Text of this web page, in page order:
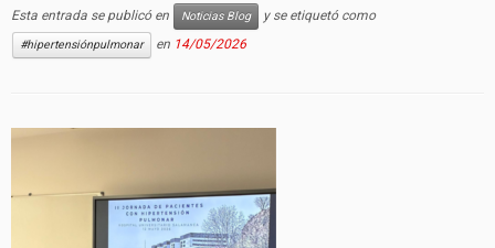
Esta entrada se publicó en Noticias Blog y se etiquetó como
#hipertensiónpulmonar en 14/05/2026